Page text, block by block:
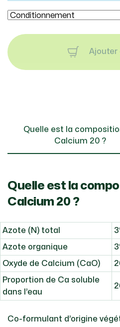
Ajouter
Quelle est la
Calcium 20 ?
Quelle est la
Calcium 20 ?
Azote (N) total
Azote organique
Oxyde de Calcium (CaO)
Proportion de Ca soluble
dans l’eau
Co-formulant d’origine